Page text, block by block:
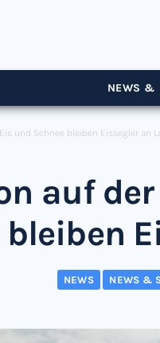
NEWS &
und Schnee bleiben Eissegler an
auf der
bleiben
NEWS NEWS &